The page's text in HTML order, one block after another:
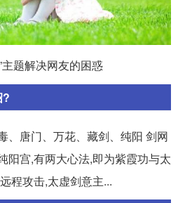
主题解决网友的困惑
?
、唐门、万花、藏剑、纯阳 剑网
阳宫,有两大心法,即为紫霞功与太
程攻击,太虚剑意主...